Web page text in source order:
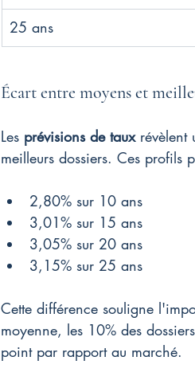
25 ans
Écart entre moyens et
Les prévisions de taux révèlent
meilleurs dossiers. Ces profils
2,80% sur 10 ans
3,01% sur 15 ans
3,05% sur 20 ans
3,15% sur 25 ans
Cette différence souligne
moyenne, les 10% des
point par rapport au marché.